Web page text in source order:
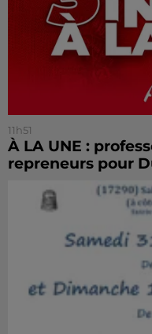
11h51
À LA UNE :
repreneurs pour